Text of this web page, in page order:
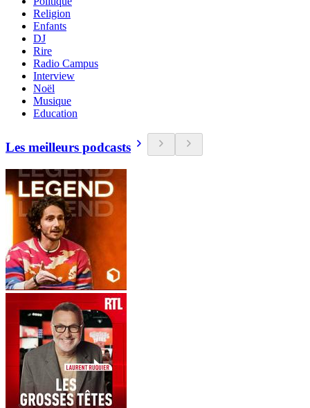
Religion
Enfants
DJ
Rire
Radio Campus
Interview
Noël
Musique
Education
Les meilleurs podcasts